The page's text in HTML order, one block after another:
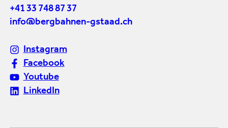
+41 33 748 87 37
info@bergbahnen-gstaad.ch
Instagram
Facebook
Youtube
LinkedIn